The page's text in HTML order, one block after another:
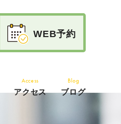
WEB予約
Access
アクセス
Blog
ブログ